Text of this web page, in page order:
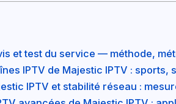
et test du service — méthode,
IPTV de Majestic IPTV : sports,
IPTV et stabilité réseau :